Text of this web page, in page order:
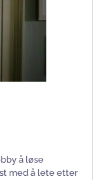
å løse
med å lete etter